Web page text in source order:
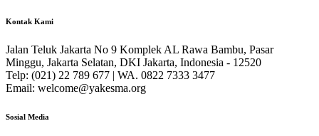
Kontak Kami
Jalan Teluk Jakarta No 9 Komplek AL Rawa Bambu, Pasar
Minggu, Jakarta Selatan, DKI Jakarta, Indonesia - 12520
Telp: (021) 22 789 677 | WA. 0822 7333 3477
Email: welcome@yakesma.org
Sosial Media